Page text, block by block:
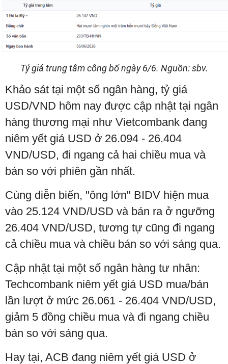
Tỷ giá trung tâm công bố ngày 6/6. Nguồn: sbv.
Khảo sát tại một số ngân hàng, tỷ giá
USD/VND hôm nay được cập nhật tại ngân
hàng thương mại như Vietcombank đang
niêm yết giá USD ở 26.094 - 26.404
VND/USD, đi ngang cả hai chiều mua và
bán so với phiên gần nhất.
Cùng diễn biến, "ông lớn" BIDV hiện mua
vào 25.124 VND/USD và bán ra ở ngưỡng
26.404 VND/USD, tương tự cũng đi ngang
cả chiều mua và chiều bán so với sáng qua.
Cập nhật tại một số ngân hàng tư nhân:
Techcombank niêm yết giá USD mua/bán
lần lượt ở mức 26.061 - 26.404 VND/USD,
giảm 5 đồng chiều mua và đi ngang chiều
bán so với sáng qua.
Hay tại, ACB đang niêm yết giá USD ở